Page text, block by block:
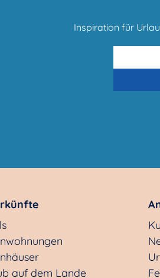
Inspiration für
auf dem Lande